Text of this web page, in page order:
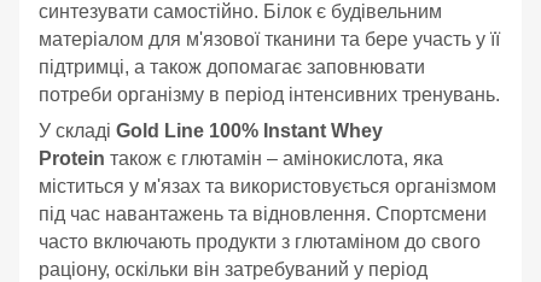
синтезувати самостійно. Білок є будівельним
матеріалом для м'язової тканини та бере участь у її
підтримці, а також допомагає заповнювати
потреби організму в період інтенсивних тренувань.
У складі Gold Line 100% Instant Whey
Protein також є глютамін – амінокислота, яка
міститься у м'язах та використовується організмом
під час навантажень та відновлення. Спортсмени
часто включають продукти з глютаміном до свого
раціону, оскільки він затребуваний у період